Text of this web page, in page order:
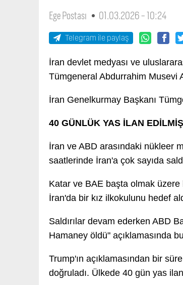
Ege Postası 01.03.2026 - 10:24
Telegram ile paylaş
İran devlet medyası ve
Tümgeneral Abdurrahim Musevi
İran Genelkurmay Başkanı
40 GÜNLÜK YAS İLAN
İran ve ABD arasındaki nükleer
saatlerinde İran'a çok sayıda
Katar ve BAE başta olmak
İran'da bir kız ilkokulunu hedef
Saldırılar devam ederken ABD
Hamaney öldü" açıklamasında
Trump'ın açıklamasından bir
doğruladı. Ülkede 40 gün yas